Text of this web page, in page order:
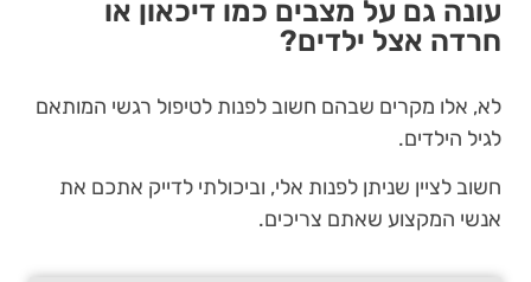
עונה גם על מצבים כמו דיכאון או
חרדה אצל ילדים?
לא, אלו מקרים שבהם חשוב לפנות לטיפול רגשי המותאם
לגיל הילדים.
חשוב לציין שניתן לפנות אלי, וביכולתי לדייק אתכם את
אנשי המקצוע שאתם צריכים.